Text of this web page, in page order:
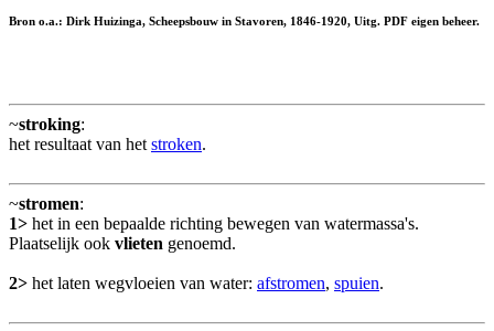
Bron o.a.: Dirk Huizinga, Scheepsbouw in Stavoren, 1846-1920, Uitg. PDF eigen beheer.
~stroking:
het resultaat van het stroken.
~stromen:
1> het in een bepaalde richting bewegen van watermassa's.
Plaatselijk ook vlieten genoemd.
2> het laten wegvloeien van water: afstromen, spuien.